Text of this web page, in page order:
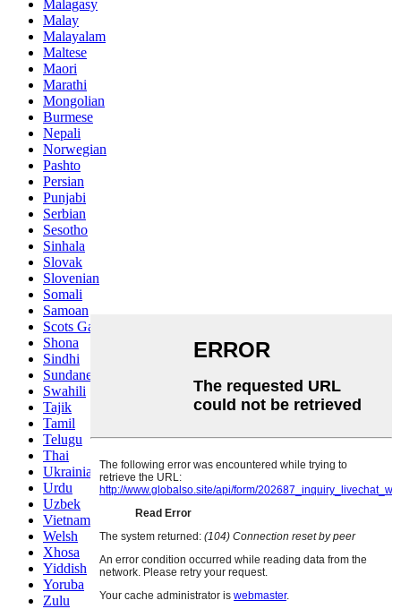
Malagasy
Malay
Malayalam
Maltese
Maori
Marathi
Mongolian
Burmese
Nepali
Norwegian
Pashto
Persian
Punjabi
Serbian
Sesotho
Sinhala
Slovak
Slovenian
Somali
Samoan
Scots Gaelic
Shona
Sindhi
Sundanese
Swahili
Tajik
Tamil
Telugu
Thai
Ukrainian
Urdu
Uzbek
Vietnamese
Welsh
Xhosa
Yiddish
Yoruba
Zulu